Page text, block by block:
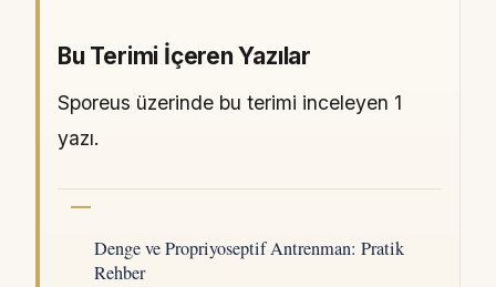
Bu Terimi İçeren Yazılar
Sporeus üzerinde bu terimi inceleyen 1
yazı.
Denge ve Propriyoseptif Antrenman: Pratik
Rehber